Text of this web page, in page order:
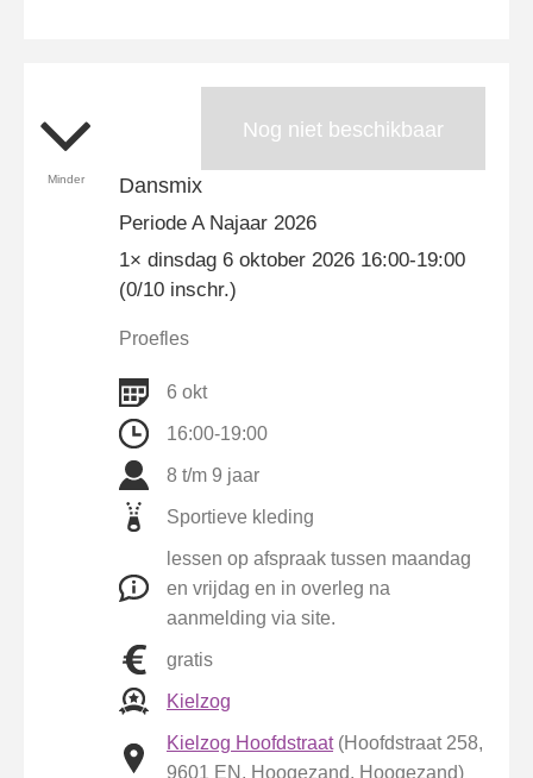
Nog niet beschikbaar
Minder Dansmix
Periode A Najaar 2026
1× dinsdag 6 oktober 2026 16:00-19:00
(0/10 inschr.)
Proefles
6 okt
16:00-19:00
8 t/m 9 jaar
Sportieve kleding
lessen op afspraak tussen maandag
en vrijdag en in overleg na
aanmelding via site.
gratis
Kielzog
Kielzog Hoofdstraat(Hoofdstraat 258,
9601 EN, Hoogezand, Hoogezand)